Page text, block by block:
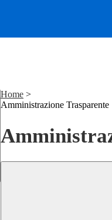
Home >
Amministrazione Trasparente